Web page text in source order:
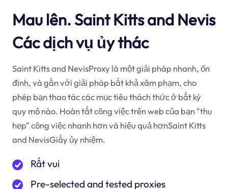
Mau lên. Saint Kitts and Nevis
Các dịch vụ ủy thác
Saint Kitts and NevisProxy là một giải pháp nhanh, ổn
định, và gần với giải pháp bất khả xâm phạm, cho
phép bạn thao tác các mục tiêu thách thức ở bất kỳ
quy mô nào. Hoàn tất công việc trên web của bạn "thu
hẹp" công việc nhanh hơn và hiệu quả hơnSaint Kitts
and NevisGiấy ủy nhiệm.
Rất vui
Pre-selected and tested proxies